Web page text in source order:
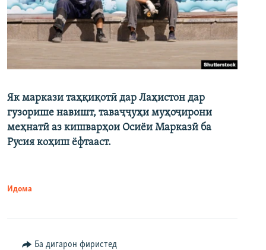
Як маркази таҳқиқотӣ дар Лаҳистон дар
гузорише навишт, таваҷҷуҳи муҳоҷирони
меҳнатӣ аз кишварҳои Осиёи Марказӣ ба
Русия коҳиш ёфтааст.
Идома
Ба дигарон фиристед